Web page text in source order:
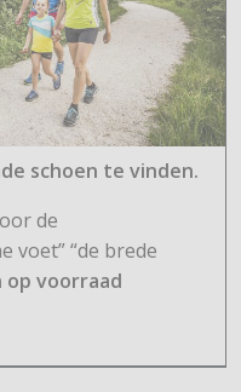
schoen te vinden.
de
voet” “de brede
op voorraad